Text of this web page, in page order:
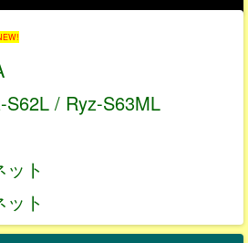
/ Ryz-S63ML
ト
ト